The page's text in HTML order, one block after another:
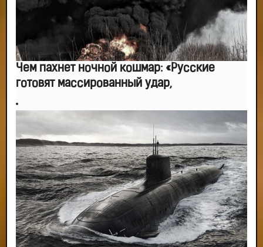
Чем пахнет ночной кошмар: «Русские
готовят массированный удар,